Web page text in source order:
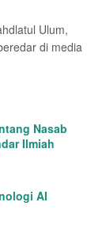
Ulum,
di media
Nasab
Ilmiah
AI